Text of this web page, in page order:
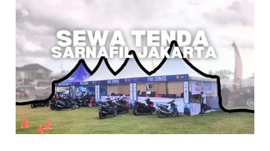
Sewa
Tenda
Sarnafil
Jakarta:
Pilihan
Tepat
untuk
Acara